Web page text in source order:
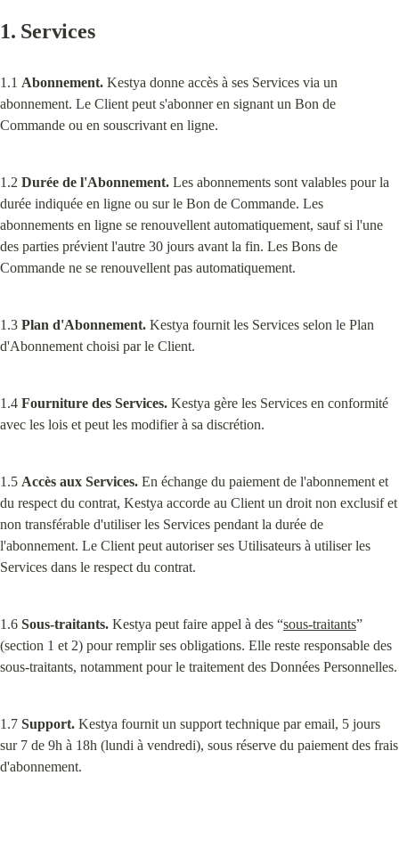
1. Services
1.1 Abonnement. Kestya donne accès à ses Services via un
abonnement. Le Client peut s'abonner en signant un Bon de
Commande ou en souscrivant en ligne.
1.2 Durée de l'Abonnement. Les abonnements sont valables pour la
durée indiquée en ligne ou sur le Bon de Commande. Les
abonnements en ligne se renouvellent automatiquement, sauf si l'une
des parties prévient l'autre 30 jours avant la fin. Les Bons de
Commande ne se renouvellent pas automatiquement.
1.3 Plan d'Abonnement. Kestya fournit les Services selon le Plan
d'Abonnement choisi par le Client.
1.4 Fourniture des Services. Kestya gère les Services en conformité
avec les lois et peut les modifier à sa discrétion.
1.5 Accès aux Services. En échange du paiement de l'abonnement et
du respect du contrat, Kestya accorde au Client un droit non exclusif et
non transférable d'utiliser les Services pendant la durée de
l'abonnement. Le Client peut autoriser ses Utilisateurs à utiliser les
Services dans le respect du contrat.
1.6 Sous-traitants. Kestya peut faire appel à des “sous-traitants”
(section 1 et 2) pour remplir ses obligations. Elle reste responsable des
sous-traitants, notamment pour le traitement des Données Personnelles.
1.7 Support. Kestya fournit un support technique par email, 5 jours
sur 7 de 9h à 18h (lundi à vendredi), sous réserve du paiement des frais
d'abonnement.